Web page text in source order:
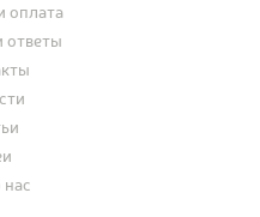
оплата
ответы